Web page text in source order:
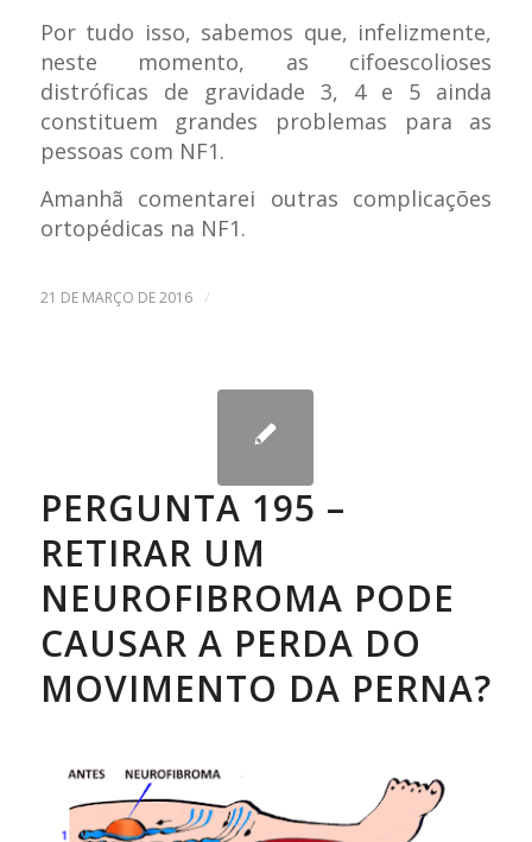
Por tudo isso, sabemos que, infelizmente,
neste momento, as cifoescolioses
distróficas de gravidade 3, 4 e 5 ainda
constituem grandes problemas para as
pessoas com NF1.
Amanhã comentarei outras complicações
ortopédicas na NF1.
21 DE MARÇO DE 2016 /
PERGUNTA 195 –
RETIRAR UM
NEUROFIBROMA PODE
CAUSAR A PERDA DO
MOVIMENTO DA PERNA?